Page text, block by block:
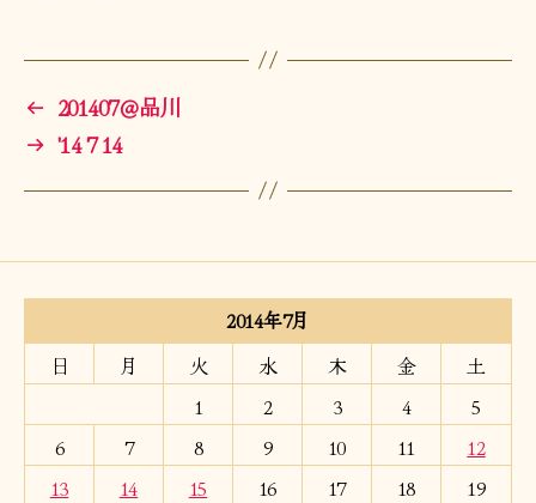
← 201407＠品川
→ '14 7 14
2014年7月
日
月 火 水 木 金
土
1
2 3 4
5
6
7 8 9 10 11
12
13
14 15 16 17 18
19